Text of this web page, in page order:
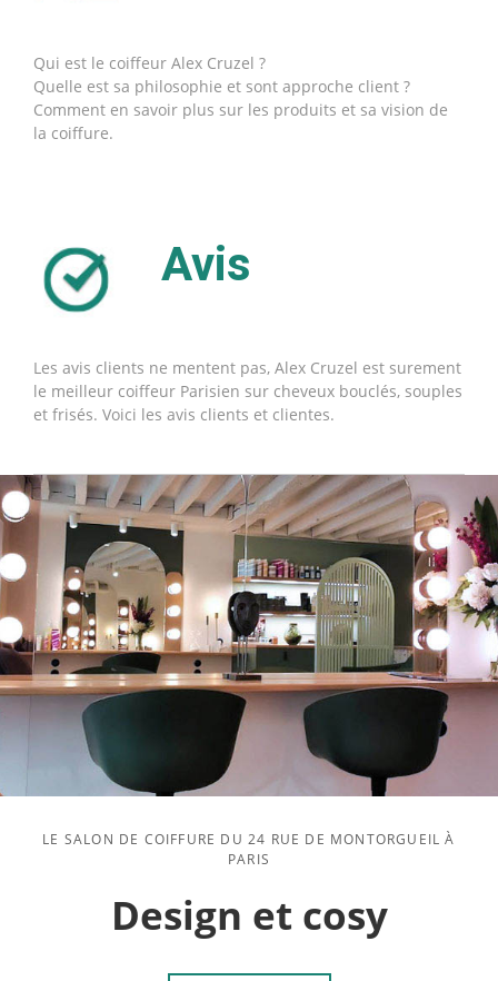
Qui est le coiffeur Alex Cruzel ?
Quelle est sa philosophie et sont approche client ?
Comment en savoir plus sur les produits et sa vision de
la coiffure.
Avis
Les avis clients ne mentent pas, Alex Cruzel est surement
le meilleur coiffeur Parisien sur cheveux bouclés, souples
et frisés. Voici les avis clients et clientes.
LE SALON DE COIFFURE DU 24 RUE DE MONTORGUEIL À
PARIS
Design et cosy